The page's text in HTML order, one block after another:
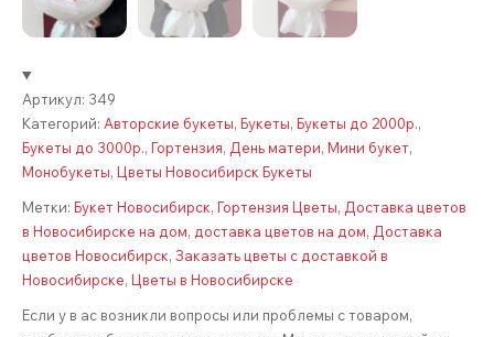
Артикул: 349
Категорий: Авторские букеты, Букеты, Букеты до 2000р.,
Букеты до 3000р., Гортензия, День матери, Мини букет,
Монобукеты, Цветы Новосибирск Букеты
Метки: Букет Новосибирск, Гортензия Цветы, Доставка цветов
в Новосибирске на дом, доставка цветов на дом, Доставка
цветов Новосибирск, Заказать цветы с доставкой в
Новосибирске, Цветы в Новосибирске
Если у в ас возникли вопросы или проблемы с товаром,